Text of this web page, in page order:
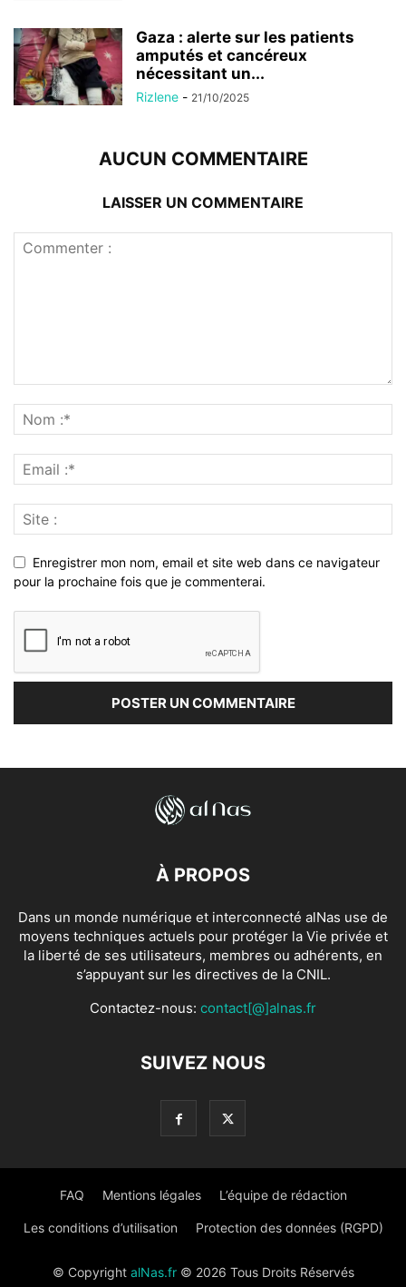
Gaza : alerte sur les patients
amputés et cancéreux
nécessitant un...
Rizlene - 21/10/2025
AUCUN COMMENTAIRE
LAISSER UN COMMENTAIRE
Enregistrer mon nom, email et site web dans ce navigateur
pour la prochaine fois que je commenterai.
À PROPOS
Dans un monde numérique et interconnecté alNas use de
moyens techniques actuels pour protéger la Vie privée et
la liberté de ses utilisateurs, membres ou adhérents, en
s’appuyant sur les directives de la CNIL.
Contactez-nous: contact[@]alnas.fr
SUIVEZ NOUS
FAQ Mentions légales L’équipe de rédaction
Les conditions d’utilisation Protection des données (RGPD)
© Copyright alNas.fr© 2026 Tous Droits Réservés